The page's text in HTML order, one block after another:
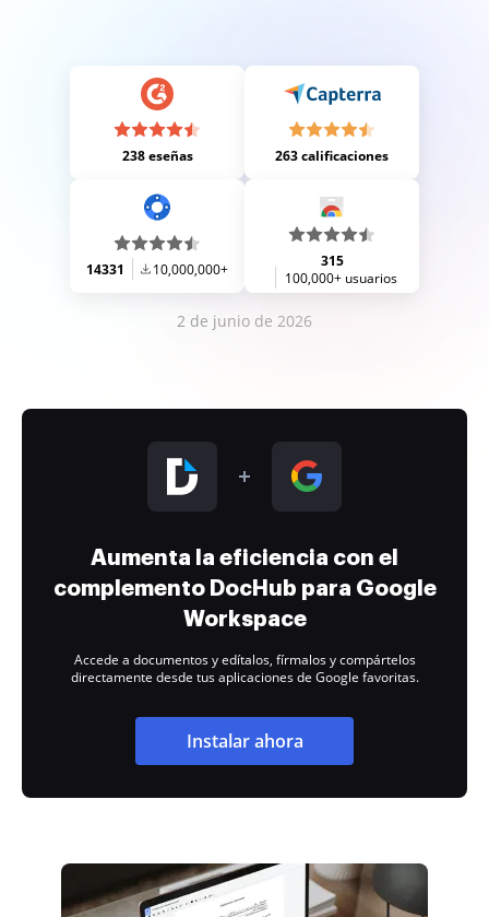
238 eseñas 263 calificaciones
14331 10,000,000+
315
100,000+ usuarios
2 de junio de 2026
Aumenta la eficiencia con el
complemento DocHub para Google
Workspace
Accede a documentos y edítalos, fírmalos y compártelos
directamente desde tus aplicaciones de Google favoritas.
Instalar ahora